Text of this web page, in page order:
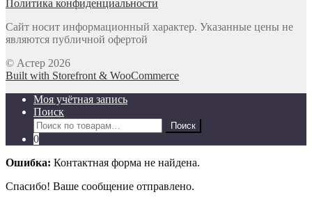
Политика конфиденциальности
Сайт носит информационный характер. Указанные цены не
являются публичной офертой
© Астер 2026
Built with Storefront & WooCommerce
Моя учётная запись
Поиск
Искать:
Поиск
0
Ошибка: Контактная форма не найдена.
Спасибо! Ваше сообщение отправлено.